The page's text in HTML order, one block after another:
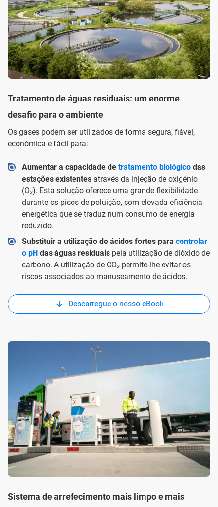
Tratamento de águas residuais: um enorme
desafio para o ambiente
Os gases podem ser utilizados de forma segura, fiável,
económica e fácil para:
Aumentar a capacidade de tratamento biológicodas
estações existentesatravés da injeção de oxigénio
(O₂). Esta solução oferece uma grande flexibilidade
durante os picos de poluição, com elevada eficiência
energética que se traduz num consumo de energia
reduzido.
Substituir a utilização de ácidos fortes para controlar
o pH das águas residuais pela utilização de dióxido de
carbono. A utilização de CO₂ permite-lhe evitar os
riscos associados ao manuseamento de ácidos.
Descarregue o nosso eBook
Sistema de arrefecimento mais limpo e mais